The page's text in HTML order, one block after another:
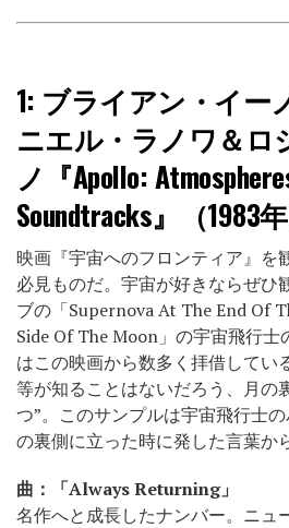
1: ブライアン・イー
ニエル・ラノワ＆ロ
ノ『Apollo:
Soundtracks』（1983年
映画『宇宙へのフロンティア』を
必見ものだ。宇宙が好きならぜひ
ブの「Supernova At The End Of
Side Of The Moon」の宇宙飛行
はこの映画から数多く拝借してい
等が知ることはないだろう、月の
つ”。このサンプルは宇宙飛行士
の裏側に立った時に発した言葉か
曲：「Always Returning」
名作へと成長したナンバー。ニュ